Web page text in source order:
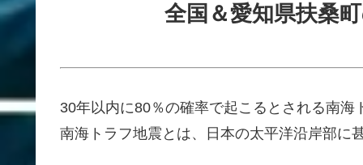
全国＆愛知県扶桑
30年以内に80％の確率で起こるとされる南海
南海トラフ地震とは、日本の太平洋沿岸部に